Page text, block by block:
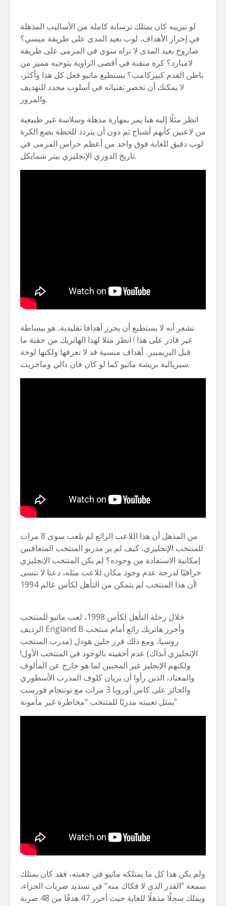
لو تيزييه كان يمتلك ترسانة كاملة من الأساليب المذهلة
في إحراز الأهداف، لوب بعيد المدى على طريقة ميسي؟
صاروخ بعيد المدى لا تراه سوى في المرمى على طريقة
لامبارد؟ كرة متقنة في أقصى الزاوية بتوجيه مميز من
باطن القدم كبيركامب؟ يستطيع ماتيو فعل كل هذا وأكثر،
لا يمكنك أن تحصر تقنياته في أسلوب محدد للتهديف
والمرور.
انظر مثلًا إليه هنا يمر بمهارة مذهلة وسلاسة غير طبيعية
من لاعبين كأنهم أشباح ثم دون أن يتردد للحظة يضع الكرة
لوب دقيق للغاية فوق واحد من أعظم حراس المرمى في
تاريخ الدوري الإنجليزي بيتر شمايكل.
تشعر أنه لا يستطيع أن يحرز أهدافا تقليدية، هو ببساطة
غير قادر على هذا ! انظر مثلا لهذا الهاتريك من حقبة ما
قبل البريميير.. أهداف منسية قد لا تعرفها ولكنها لوحة
سيريالية بريشة ماتيو كما لو كان فان دالي وماجريت.
من المذهل أن هذا اللاعب الرائع لم يلعب سوى 8 مرات
للمنتخب الإنجليزي، كيف لم ير مدربو المنتخب المتعاقبين
إمكانية الاستفادة من وجوده؟ لم يكن المنتخب الإنجليزي
خرافيًا لدرجة عدم وجود مكان للاعب مثله، دعنا لا ننسى
أن هذا المنتخب لم يتمكن من التأهل لكأس عالم 1994!
خلال رحلة التأهل لكأس 1998، لعب ماتيو للمنتخب
الرديف England B وأحرز هاتريك رائع أمام منتخب
روسيا، ومع ذلك قرر جلين هودل (مدرب المنتخب
الإنجليزي آنذاك) عدم أحقيته بالوجود في المنتخب الأول!
ولكنهم الإنجليز غير المحبين لما هو خارج عن المألوف
والمعتاد، الذين رأوا أن بريان كلوف المدرب الأسطوري
والحائز على كاس أوروبا 3 مرات مع نوتنجام فورست
يمثل تعيينه مدربًا للمنتخب “مخاطرة غير مأمونة”
ولم يكن هذا كل ما يمتلكه ماتيو في جعبته، فقد كان يمتلك
سمعة “القدر الذي لا فكاك منه” في تسديد ضربات الجزاء،
ويملك سجلًا مذهلًا للغاية حيث أحرز 47 هدفًا من 48 ضربة